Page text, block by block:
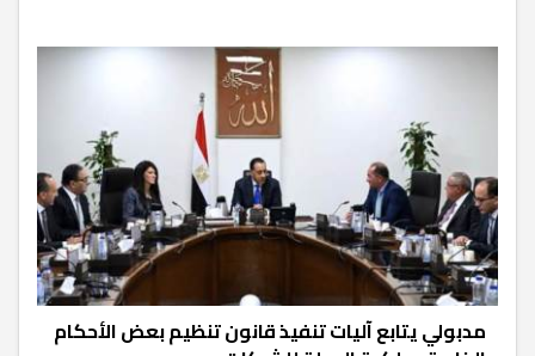
مدبولي يتابع آليات تنفيذ قانون تنظيم بعض الأحكام